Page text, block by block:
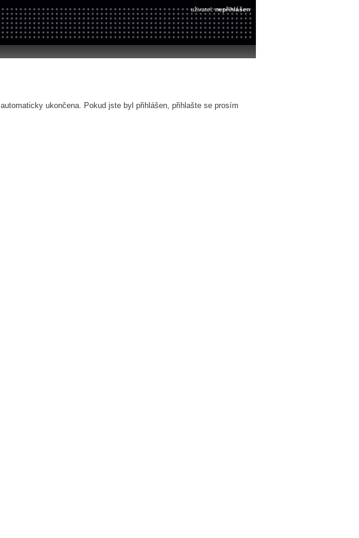
uživatel:nepřihlášen
ukončena. Pokud jste byl přihlášen, přihlašte se prosím